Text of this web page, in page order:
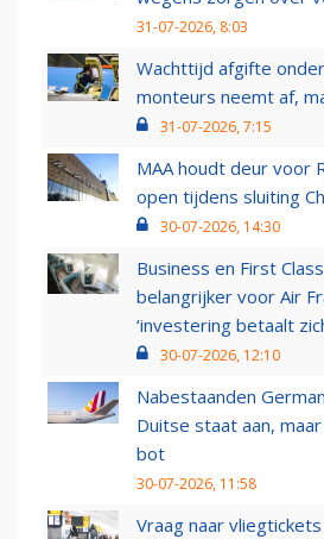
31-07-2026, 8:03
Wachttijd afgifte
monteurs neemt af,
31-07-2026, 7:15
MAA houdt deur voor
open tijdens sluiting
30-07-2026, 14:30
Business en First
belangrijker voor Air
‘investering betaalt
30-07-2026, 12:10
Nabestaanden
Duitse staat aan,
bot
30-07-2026, 11:58
Vraag naar